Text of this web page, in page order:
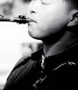
김병우
강의보기